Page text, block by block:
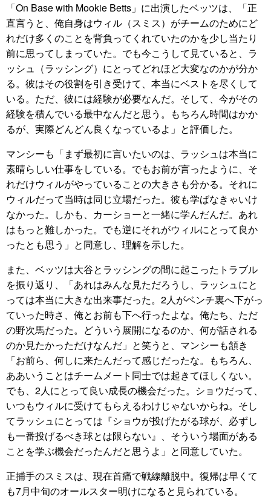
「On Base with Mookie Betts」に出演したベッツは、「正
直言うと、俺自身はウィル（スミス）がチームのためにど
れだけ多くのことを背負ってくれていたのかを少し当たり
前に思ってしまっていた。でも今こうして見ていると、ラ
ッシュ（ラッシング）にとってどれほど大変なのかが分か
る。彼はその役割を引き受けて、本当にベストを尽くして
いる。ただ、彼には経験が必要なんだ。そして、今がその
経験を積んでいる最中なんだと思う。もちろん時間はかか
るが、実際どんどん良くなっているよ」と評価した。
マンシーも「まず最初に言いたいのは、ラッシュは本当に
素晴らしい仕事をしている。でもお前が言ったように、そ
れだけウィルがやっていることの大きさも分かる。それに
ウィルだって当時は同じ立場だった。彼も学ばなきゃいけ
なかった。しかも、カーショーと一緒に学んだんだ。あれ
はもっと難しかった。でも逆にそれがウィルにとって良か
ったとも思う」と同意し、理解を示した。
また、ベッツは大谷とラッシングの間に起こったトラブル
を振り返り、「あれはみんな見ただろうし、ラッシュにと
っては本当に大きな出来事だった。2人がベンチ裏へ下がっ
ていった時さ、俺とお前も下へ行ったよな。俺たち、ただ
の野次馬だった。どういう展開になるのか、何が話される
のか見たかっただけなんだ」と笑うと、マンシーも頷き
「お前ら、何しに来たんだって感じだったな。もちろん、
ああいうことはチームメート同士では起きてほしくない。
でも、2人にとって良い成長の機会だった。ショウだって、
いつもウィルに受けてもらえるわけじゃないからね。そし
てラッシュにとっては『ショウが投げたがる球が、必ずし
も一番投げるべき球とは限らない』、そういう場面がある
ことを学ぶ機会だったんだと思うよ」と同意していた。
正捕手のスミスは、現在首痛で戦線離脱中。復帰は早くて
も7月中旬のオールスター明けになると見られている。